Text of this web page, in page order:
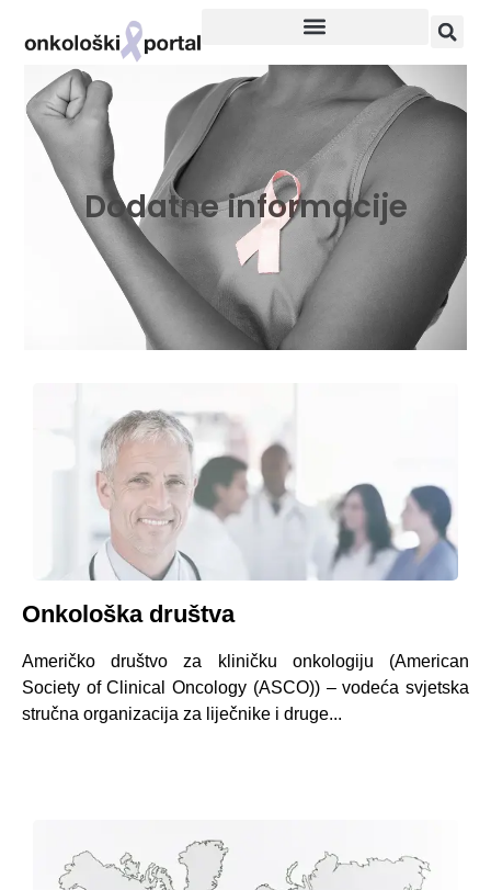
Dodatne informacije
Onkološka društva
Američko društvo za kliničku onkologiju (American
Society of Clinical Oncology (ASCO)) – vodeća svjetska
stručna organizacija za liječnike i druge...